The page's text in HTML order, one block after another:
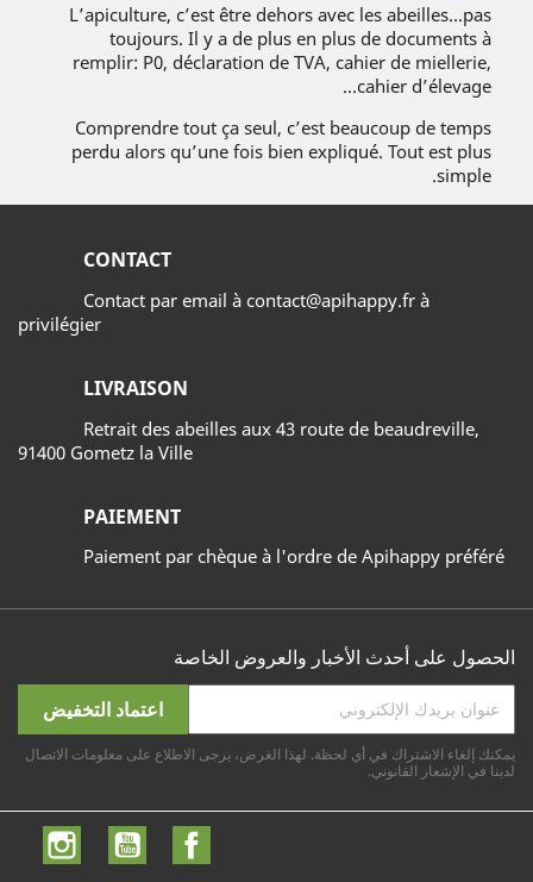
L’apiculture, c’est être dehors avec les abeilles...pas
toujours. Il y a de plus en plus de documents à
remplir: P0, déclaration de TVA, cahier de miellerie,
cahier d’élevage…
Comprendre tout ça seul, c’est beaucoup de temps
perdu alors qu’une fois bien expliqué. Tout est plus
simple.
CONTACT
Contact par email à contact@apihappy.fr à
privilégier
LIVRAISON
Retrait des abeilles aux 43 route de beaudreville,
91400 Gometz la Ville
PAIEMENT
Paiement par chèque à l'ordre de Apihappy préféré
الحصول على أحدث الأخبار والعروض الخاصة
يمكنك إلغاء الاشتراك في أي لحظة. لهذا الغرض، يرجى الاطلاع على معلومات الاتصال
لدينا في الإشعار القانوني.
الفيسبوك يوتيوب